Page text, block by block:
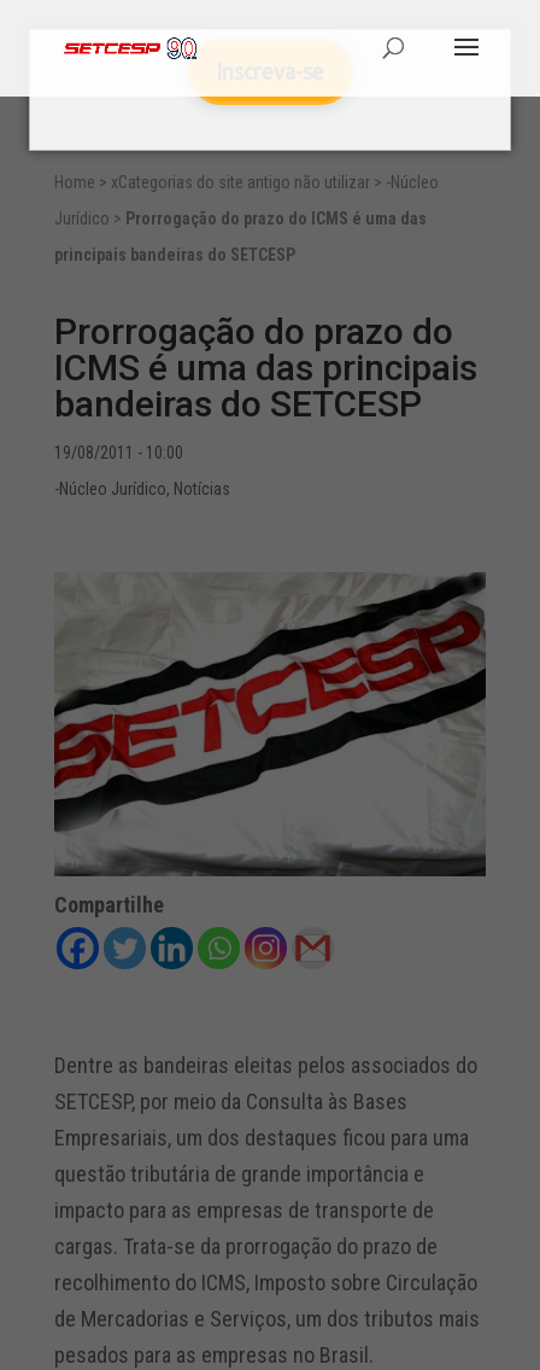
Home > xCategorias do site antigo não utilizar> -Núcleo
Jurídico > Prorrogação do prazo do ICMS é uma das
principais bandeiras do SETCESP
Prorrogação do prazo do
ICMS é uma das principais
bandeiras do SETCESP
19/08/2011 - 10:00
-Núcleo Jurídico, Notícias
Compartilhe
Dentre as bandeiras eleitas pelos associados do
SETCESP, por meio da Consulta às Bases
Empresariais, um dos destaques ficou para uma
questão tributária de grande importância e
impacto para as empresas de transporte de
cargas. Trata-se da prorrogação do prazo de
recolhimento do ICMS, Imposto sobre Circulação
de Mercadorias e Serviços, um dos tributos mais
pesados para as empresas no Brasil.